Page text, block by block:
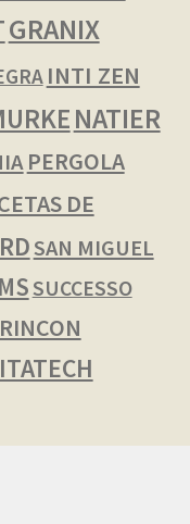
GRANIX
INTI ZEN
NATIER
PERGOLA
DE
SAN MIGUEL
SUCCESSO